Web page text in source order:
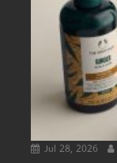
Jul 28, 2026